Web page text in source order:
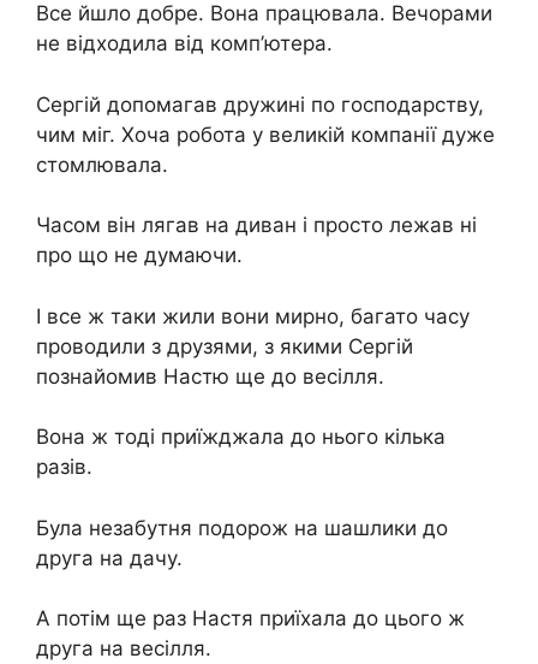
Все йшло добре. Вона працювала. Вечорами
не відходила від комп’ютера.
Сергій допомагав дружині по господарству,
чим міг. Хоча робота у великій компанії дуже
стомлювала.
Часом він лягав на диван і просто лежав ні
про що не думаючи.
І все ж таки жили вони мирно, багато часу
проводили з друзями, з якими Сергій
познайомив Настю ще до весілля.
Вона ж тоді приїжджала до нього кілька
разів.
Була незабутня подорож на шашлики до
друга на дачу.
А потім ще раз Настя приїхала до цього ж
друга на весілля.